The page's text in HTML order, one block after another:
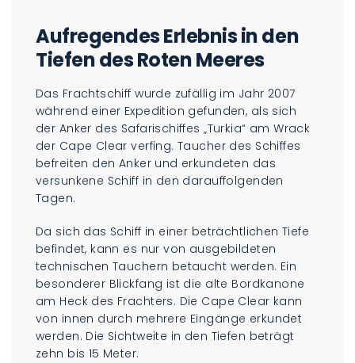
Aufregendes Erlebnis in den
Tiefen des Roten Meeres
Das Frachtschiff wurde zufällig im Jahr 2007
während einer Expedition gefunden, als sich
der Anker des Safarischiffes „Turkia“ am Wrack
der Cape Clear verfing. Taucher des Schiffes
befreiten den Anker und erkundeten das
versunkene Schiff in den darauffolgenden
Tagen.
Da sich das Schiff in einer beträchtlichen Tiefe
befindet, kann es nur von ausgebildeten
technischen Tauchern betaucht werden. Ein
besonderer Blickfang ist die alte Bordkanone
am Heck des Frachters. Die Cape Clear kann
von innen durch mehrere Eingänge erkundet
werden. Die Sichtweite in den Tiefen beträgt
zehn bis 15 Meter.